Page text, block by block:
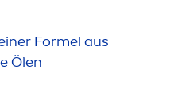
Formel aus
Ölen